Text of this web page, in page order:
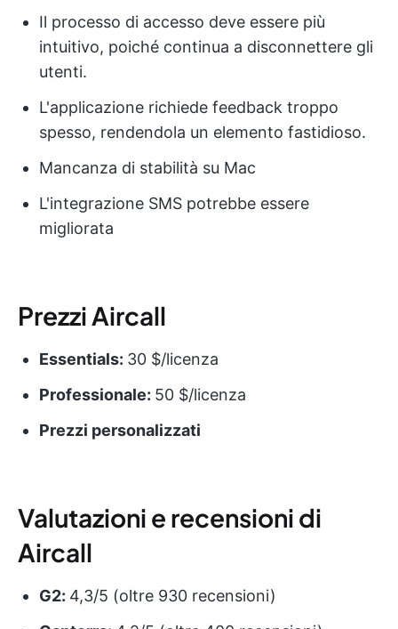
Il processo di accesso deve essere più
intuitivo, poiché continua a disconnettere gli
utenti.
L'applicazione richiede feedback troppo
spesso, rendendola un elemento fastidioso.
Mancanza di stabilità su Mac
L'integrazione SMS potrebbe essere
migliorata
Prezzi Aircall
Essentials: 30 $/licenza
Professionale: 50 $/licenza
Prezzi personalizzati
Valutazioni e recensioni di
Aircall
G2: 4,3/5 (oltre 930 recensioni)